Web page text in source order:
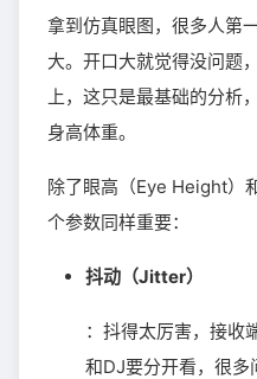
拿到仿真眼图，很多人第
大。开口大就觉得没问题
上，这只是最基础的分析
身高体重。
除了眼高（Eye Height）
个参数同样重要：
抖动（Jitter）
：抖得太厉害，接收
和DJ要分开看，很多